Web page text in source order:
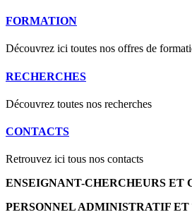
FORMATION
Découvrez ici toutes nos offres de
RECHERCHES
Découvrez toutes nos recherches
CONTACTS
Retrouvez ici tous nos contacts
ENSEIGNANT-CHERCHEURS ET
PERSONNEL ADMINISTRATIF